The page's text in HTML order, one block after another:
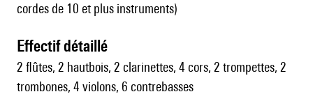
cordes de 10 et plus instruments)
effectif détaillé
2 flûtes, 2 hautbois, 2 clarinettes, 4 cors, 2 trompettes, 2
trombones, 4 violons, 6 contrebasses